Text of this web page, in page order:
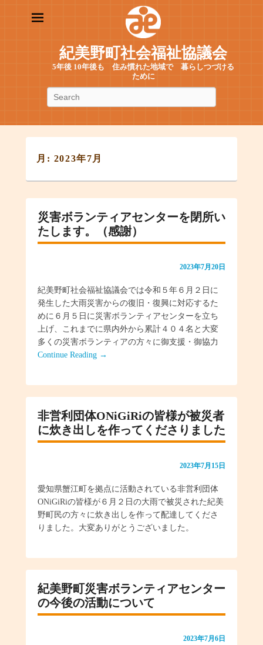
紀美野町社会福祉協議会
5年後 10年後も 住み慣れた地域で 暮らしつづける
ために
月: 2023年7月
災害ボランティアセンターを閉所い
たします。（感謝）
2023年7月20日
紀美野町社会福祉協議会では令和５年６月２日に
発生した大雨災害からの復旧・復興に対応するた
めに６月５日に災害ボランティアセンターを立ち
上げ、これまでに県内外から累計４０４名と大変
多くの災害ボランティアの方々に御支援・御協力
Continue Reading →
非営利団体ONiGiRiの皆様が被災者
に炊き出しを作ってくださりました
2023年7月15日
愛知県蟹江町を拠点に活動されている非営利団体
ONiGiRiの皆様が６月２日の大雨で被災された紀美
野町民の方々に炊き出しを作って配達してくださ
りました。大変ありがとうございました。
紀美野町災害ボランティアセンター
の今後の活動について
2023年7月6日